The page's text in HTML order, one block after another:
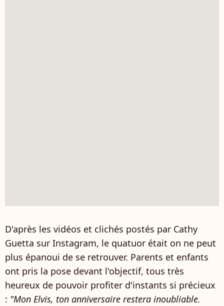
D'après les vidéos et clichés postés par Cathy
Guetta sur Instagram, le quatuor était on ne peut
plus épanoui de se retrouver. Parents et enfants
ont pris la pose devant l'objectif, tous très
heureux de pouvoir profiter d'instants si précieux
: "Mon Elvis, ton anniversaire restera inoubliable.